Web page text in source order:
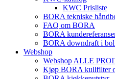
KWC Prisliste
BORA tekniske
FAQ om BORA
BORA
BORA downdraft i
Webshop
Webshop ALLE
Kjøp BORA kullfilter